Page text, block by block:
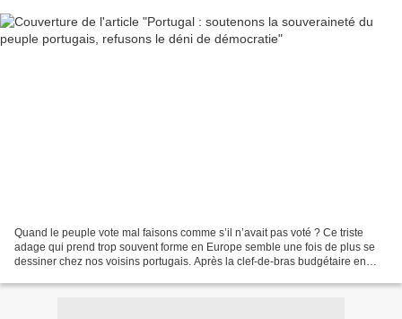
Quand le peuple vote mal faisons comme s’il n’avait pas voté ? Ce triste
adage qui prend trop souvent forme en Europe semble une fois de plus se
dessiner chez nos voisins portugais. Après la clef-de-bras budgétaire en